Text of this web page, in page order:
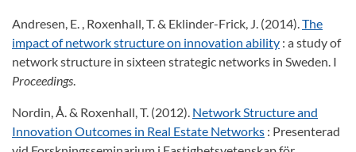
Andresen, E. , Roxenhall, T. & Eklinder-Frick, J. (2014).The
impact of network structure on innovation ability : a study of
network structure in sixteen strategic networks in Sweden. I
Proceedings.
Nordin, Å. & Roxenhall, T. (2012). Network Structure and
Innovation Outcomes in Real Estate Networks : Presenterad